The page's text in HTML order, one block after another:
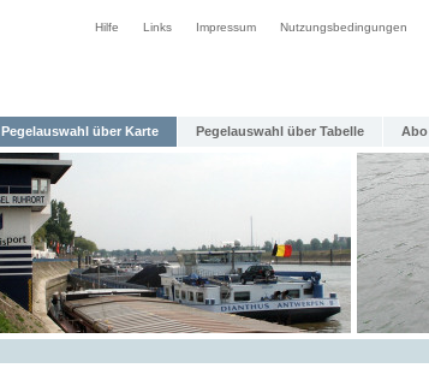
Hilfe Links Impressum Nutzungsbedingungen
Pegelauswahl über Karte Pegelauswahl über Tabelle Abo